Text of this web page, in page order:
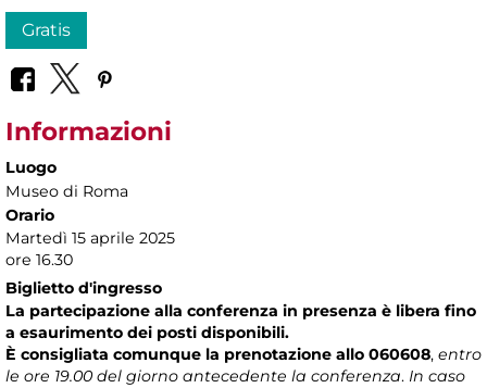
Gratis
Informazioni
Luogo
Museo di Roma
Orario
Martedì 15 aprile 2025
ore 16.30
Biglietto d'ingresso
La partecipazione alla conferenza in presenza è libera fino
a esaurimento dei posti disponibili.
È consigliata comunque la prenotazione allo 060608, entro
le ore 19.00 del giorno antecedente la conferenza. In caso